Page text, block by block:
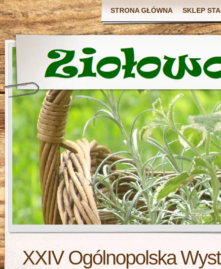
STRONA GŁÓWNA SKLEP
XXIV Ogólnopolska